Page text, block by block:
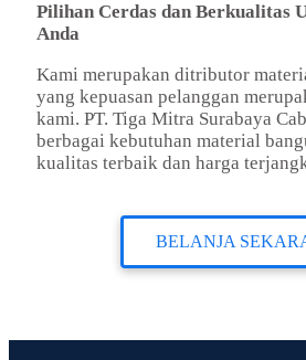
Pilihan Cerdas dan Berkualitas
Anda
Kami merupakan ditributor
yang kepuasan pelanggan
kami. PT. Tiga Mitra Surabaya
berbagai kebutuhan material
kualitas terbaik dan harga
BELANJA